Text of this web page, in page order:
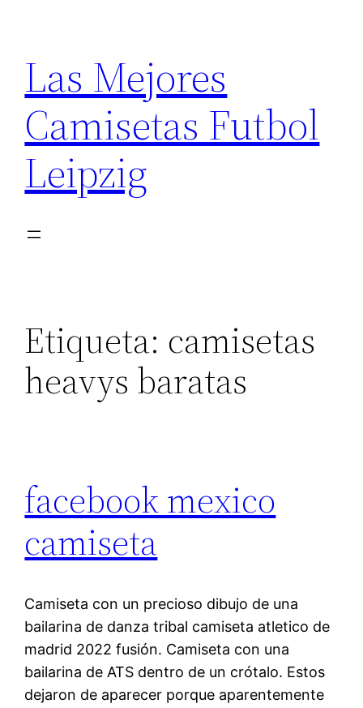
contenido
Las Mejores
Camisetas Futbol
Leipzig
Etiqueta: camisetas
heavys baratas
facebook mexico
camiseta
Camiseta con un precioso dibujo de una
bailarina de danza tribal camiseta atletico de
madrid 2022 fusión. Camiseta con una
bailarina de ATS dentro de un crótalo. Estos
dejaron de aparecer porque aparentemente